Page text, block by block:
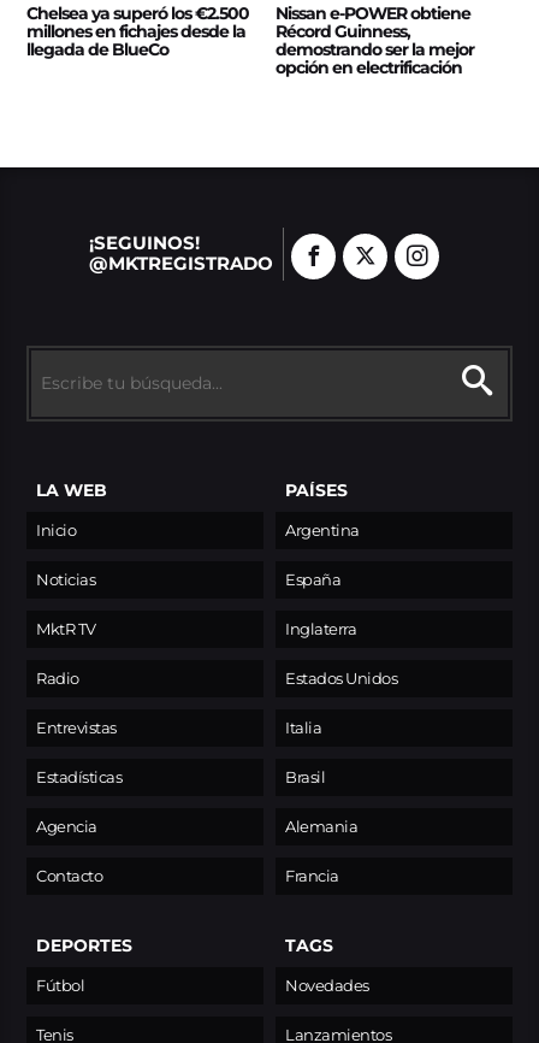
Chelsea ya superó los €2.500
millones en fichajes desde la
llegada de BlueCo
Nissan e‑POWER obtiene
Récord Guinness,
demostrando ser la mejor
opción en electrificación
¡SEGUINOS!
@MKTREGISTRADO
LA WEB
Inicio
Noticias
MktR TV
Radio
Entrevistas
Estadísticas
Agencia
Contacto
PAÍSES
Argentina
España
Inglaterra
Estados Unidos
Italia
Brasil
Alemania
Francia
DEPORTES
Fútbol
Tenis
TAGS
Novedades
Lanzamientos